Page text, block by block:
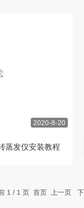
2020-8-20
蒸发仪安装教程
1 / 1 页 首页 上一页